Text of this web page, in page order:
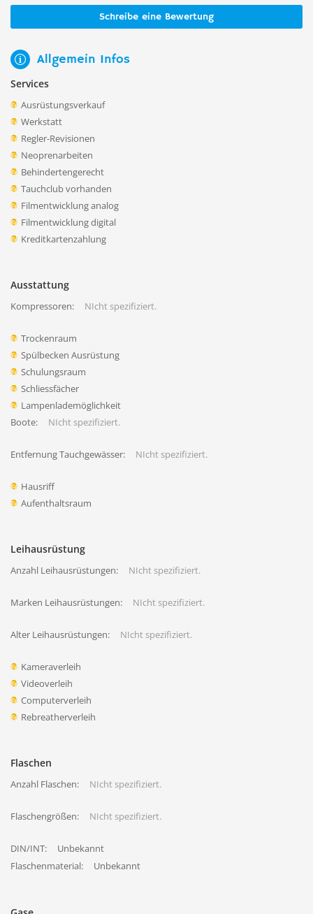
Schreibe eine Bewertung
Allgemein Infos
Services
Ausrüstungsverkauf
Werkstatt
Regler-Revisionen
Neoprenarbeiten
Behindertengerecht
Tauchclub vorhanden
Filmentwicklung analog
Filmentwicklung digital
Kreditkartenzahlung
Ausstattung
Kompressoren: NIcht spezifiziert.
Trockenraum
Spülbecken Ausrüstung
Schulungsraum
Schliessfächer
Lampenlademöglichkeit
Boote:
NIcht spezifiziert.
Entfernung Tauchgewässer: NIcht spezifiziert.
Hausriff
Aufenthaltsraum
Leihausrüstung
Anzahl Leihausrüstungen: NIcht spezifiziert.
Marken Leihausrüstungen: NIcht spezifiziert.
Alter Leihausrüstungen: NIcht spezifiziert.
Kameraverleih
Videoverleih
Computerverleih
Rebreatherverleih
Flaschen
Anzahl Flaschen: NIcht spezifiziert.
Flaschengrößen: NIcht spezifiziert.
DIN/INT:
Unbekannt
Flaschenmaterial:
Unbekannt